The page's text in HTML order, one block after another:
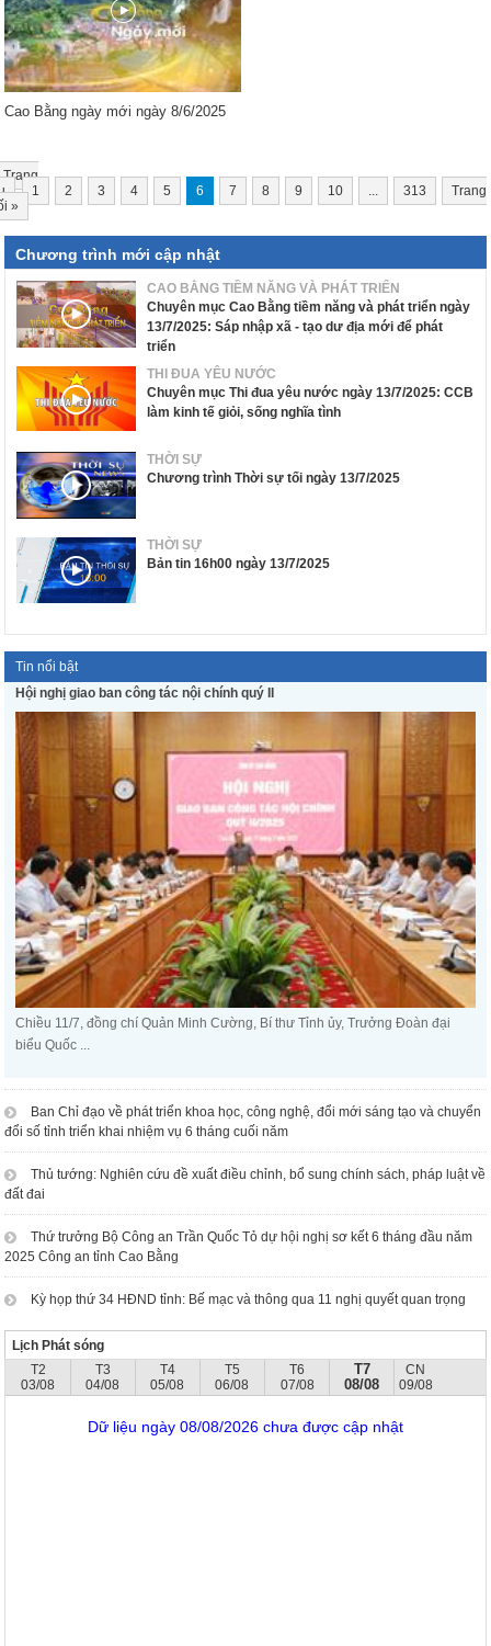
Cao Bằng ngày mới ngày 8/6/2025
Trang
1 2 3 4 5 6 7 8 9 10 313
Trang
»
Chương trình mới cập nhật
CAO BẰNG TIỀM NĂNG VÀ PHÁT TRIỂN
Chuyên mục Cao Bằng tiềm năng và phát triển ngày
13/7/2025: Sáp nhập xã - tạo dư địa mới để phát
triển
THI ĐUA YÊU NƯỚC
Chuyên mục Thi đua yêu nước ngày 13/7/2025: CCB
làm kinh tế giỏi, sống nghĩa tình
THỜI SỰ
Chương trình Thời sự tối ngày 13/7/2025
THỜI SỰ
Bản tin 16h00 ngày 13/7/2025
Tin nổi bật
Hội nghị giao ban công tác nội chính quý II
Chiều 11/7, đồng chí Quản Minh Cường, Bí thư Tỉnh ủy, Trưởng Đoàn đại
biểu Quốc ...
Ban Chỉ đạo về phát triển khoa học, công nghệ, đổi mới sáng tạo và chuyển
đổi số tỉnh triển khai nhiệm vụ 6 tháng cuối năm
Thủ tướng: Nghiên cứu đề xuất điều chỉnh, bổ sung chính sách, pháp luật về
đất đai
Thứ trưởng Bộ Công an Trần Quốc Tỏ dự hội nghị sơ kết 6 tháng đầu năm
2025 Công an tỉnh Cao Bằng
Kỳ họp thứ 34 HĐND tỉnh: Bế mạc và thông qua 11 nghị quyết quan trọng
Lịch Phát sóng
T2
03/08
T3
04/08
T4
05/08
T5
06/08
T6
07/08
T7
08/08
CN
09/08
Dữ liệu ngày 08/08/2026 chưa được cập nhật